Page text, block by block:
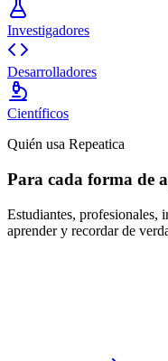
Investigadores
Desarrolladores
Científicos
Quién usa Repeatica
Para cada forma de
Estudiantes, profesionales,
aprender y recordar de